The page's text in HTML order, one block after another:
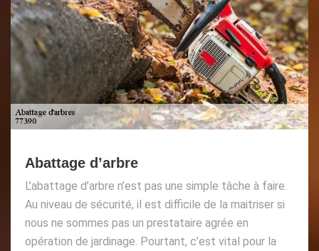
Abattage d’arbre
L’abattage d’arbre n’est pas une simple tâche à faire.
Au niveau de sécurité, il est difficile de la maitriser si
nous ne sommes pas un prestataire agrée en
opération de jardinage. Pourtant, c’est vital pour la